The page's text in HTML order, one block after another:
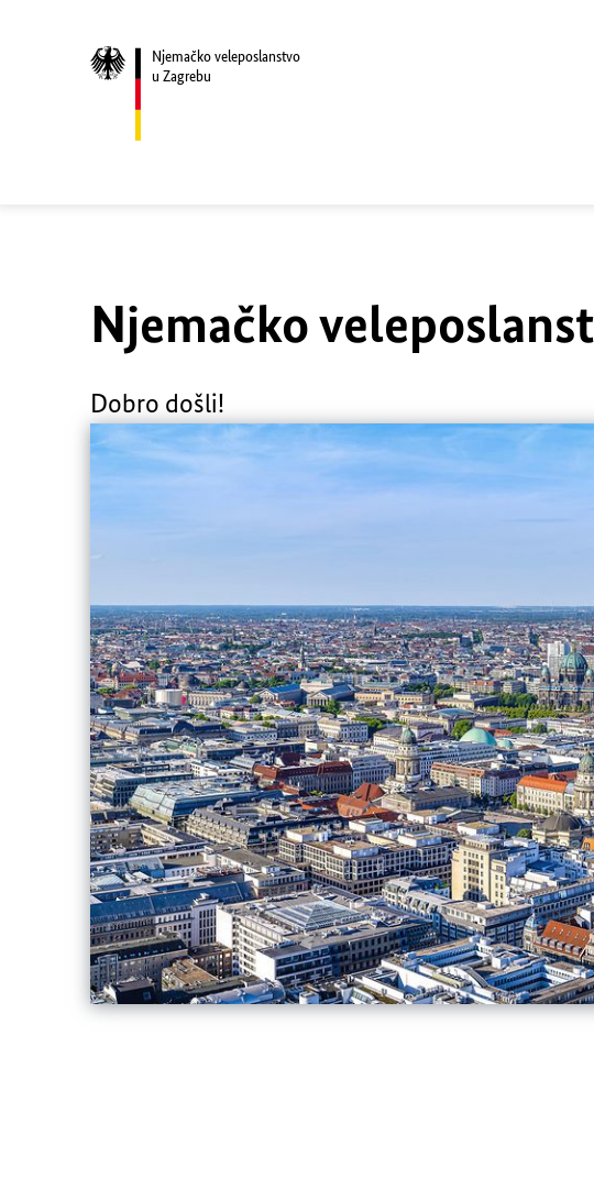
Njemačko veleposlanstvo
u Zagrebu
Njemačko
Dobro došli!